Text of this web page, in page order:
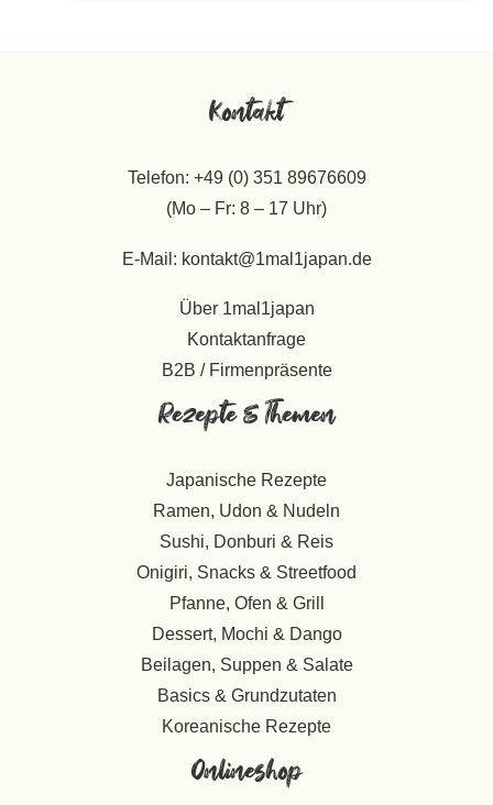
Kontakt
Telefon: +49 (0) 351 89676609
(Mo – Fr: 8 – 17 Uhr)
E-Mail: kontakt@1mal1japan.de
Über 1mal1japan
Kontaktanfrage
B2B / Firmenpräsente
Rezepte & Themen
Japanische Rezepte
Ramen, Udon & Nudeln
Sushi, Donburi & Reis
Onigiri, Snacks & Streetfood
Pfanne, Ofen & Grill
Dessert, Mochi & Dango
Beilagen, Suppen & Salate
Basics & Grundzutaten
Koreanische Rezepte
Onlineshop